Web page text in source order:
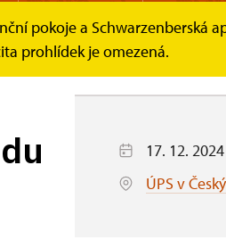
pokoje a Schwarzenberská
prohlídek je omezená.
17. 12. 2024
ÚPS v